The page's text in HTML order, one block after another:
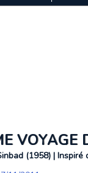
(1958) |